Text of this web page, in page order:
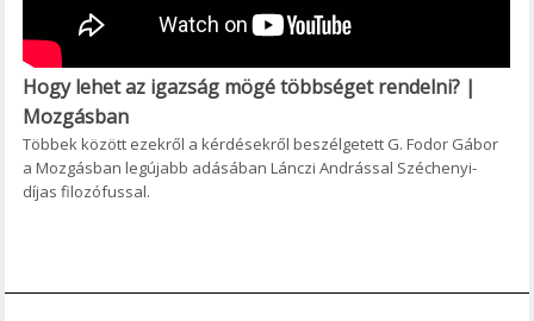
Hogy lehet az igazság mögé többséget rendelni? |
Mozgásban
Többek között ezekről a kérdésekről beszélgetett G. Fodor Gábor
a Mozgásban legújabb adásában Lánczi Andrással Széchenyi-
díjas filozófussal.